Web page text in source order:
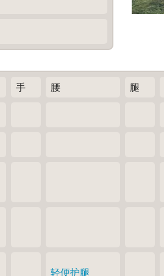
手 腰 腿
轻便护腿